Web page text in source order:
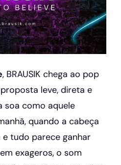
, BRAUSIK chega ao pop
leve, direta e
soa como aquele
quando a cabeça
tudo parece ganhar
exageros, o som